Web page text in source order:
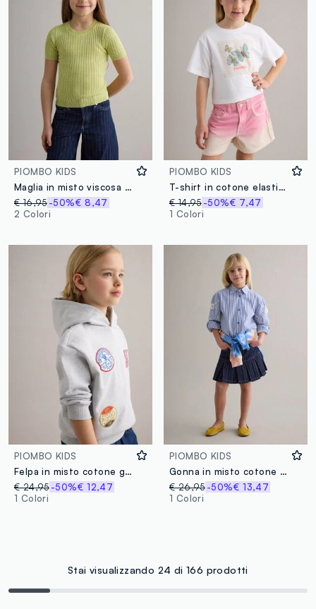
PIOMBO KIDS
Maglia in misto viscosa gialla a coste da bambina regular fit
€ 16,95-50%€ 8,47
2 Colori
PIOMBO KIDS
T-shirt in cotone elasticizzato bianco da bambina con farfalle
€ 14,95 -50%€ 7,47
1 Colori
PIOMBO KIDS
Felpa in misto cotone grigia da bambino regular fit con patch
€ 24,95-50%€ 12,47
1 Colori
PIOMBO KIDS
Gonna in misto cotone blu da bambina regular fit con cuciture a contrasto
€ 26,95 -50%€ 13,47
1 Colori
Stai visualizzando 24 di 166 prodotti